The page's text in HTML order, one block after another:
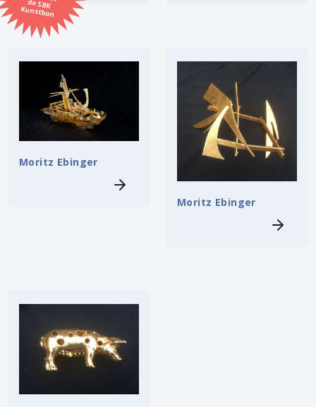
Kunstbon
Kunstenaar
Orientatie
Moritz Ebinger
Moritz Ebinger